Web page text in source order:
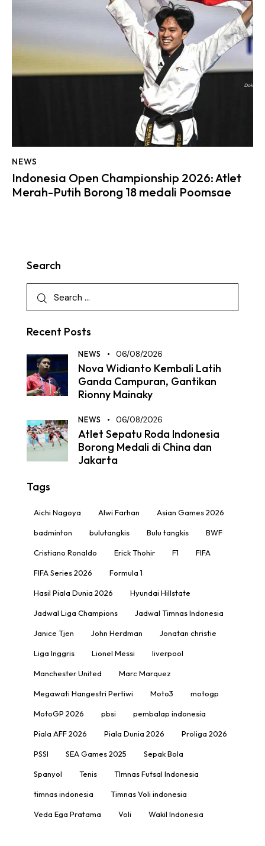
NEWS
Indonesia Open Championship 2026: Atlet
Merah-Putih Borong 18 medali Poomsae
Search
Recent Posts
NEWS 06/08/2026
Nova Widianto Kembali Latih
Ganda Campuran, Gantikan
Rionny Mainaky
NEWS 06/08/2026
Atlet Sepatu Roda Indonesia
Borong Medali di China dan
Jakarta
Tags
Aichi Nagoya Alwi Farhan Asian Games 2026
badminton bulutangkis Bulu tangkis BWF
Cristiano Ronaldo Erick Thohir F1 FIFA
FIFA Series 2026 Formula 1
Hasil Piala Dunia 2026 Hyundai Hillstate
Jadwal Liga Champions Jadwal Timnas Indonesia
Janice Tjen John Herdman Jonatan christie
Liga Inggris Lionel Messi liverpool
Manchester United Marc Marquez
Megawati Hangestri Pertiwi Moto3 motogp
MotoGP 2026 pbsi pembalap indonesia
Piala AFF 2026 Piala Dunia 2026 Proliga 2026
PSSI SEA Games 2025 Sepak Bola
Spanyol Tenis TImnas Futsal Indonesia
timnas indonesia Timnas Voli indonesia
Veda Ega Pratama Voli Wakil Indonesia